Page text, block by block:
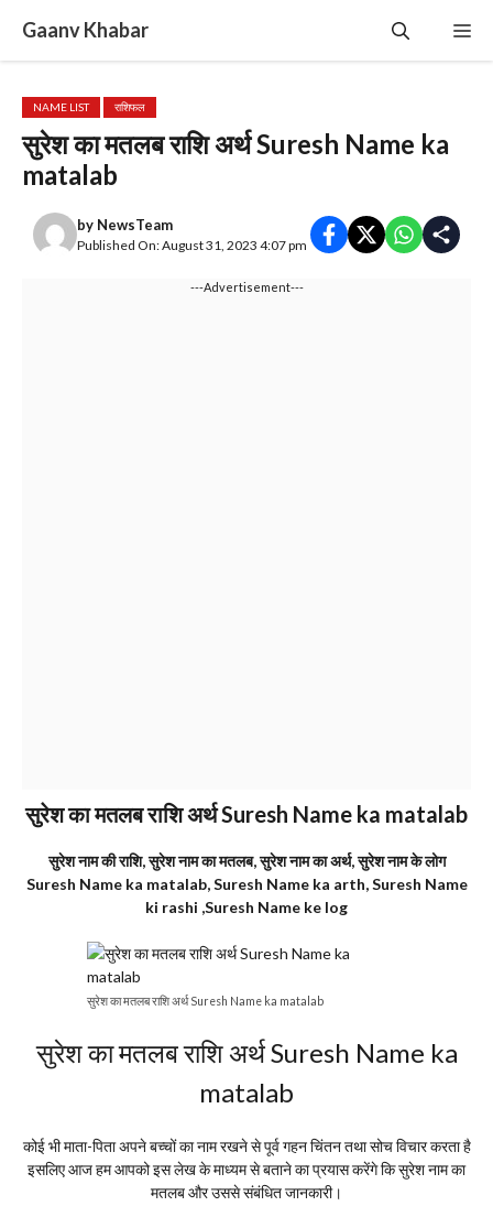
content
Gaanv Khabar
NAME LIST राशिफल
सुरेश का मतलब राशि अर्थ Suresh Name ka
matalab
by NewsTeam
Published On: August 31, 2023 4:07 pm
---Advertisement---
सुरेश का मतलब राशि अर्थ Suresh Name ka matalab
सुरेश नाम की राशि, सुरेश नाम का मतलब, सुरेश नाम का अर्थ, सुरेश नाम के लोग
Suresh Name ka matalab, Suresh Name ka arth, Suresh Name
ki rashi ,Suresh Name ke log
सुरेश का मतलब राशि अर्थ Suresh Name ka matalab
सुरेश का मतलब राशि अर्थ Suresh Name ka
matalab
कोई भी माता-पिता अपने बच्चों का नाम रखने से पूर्व गहन चिंतन तथा सोच विचार करता है
इसलिए आज हम आपको इस लेख के माध्यम से बताने का प्रयास करेंगे कि सुरेश नाम का
मतलब और उससे संबंधित जानकारी।